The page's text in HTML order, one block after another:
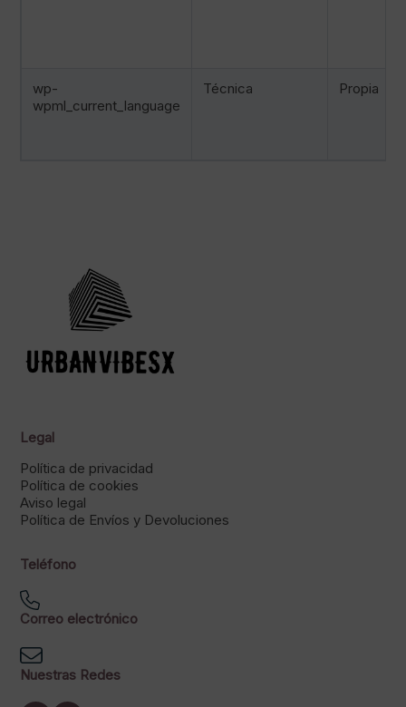
wp-
wpml_current_language
Técnica Propia
Legal
Política de privacidad
Política de cookies
Aviso legal
Política de Envíos y Devoluciones
Teléfono
Correo electrónico
Nuestras Redes